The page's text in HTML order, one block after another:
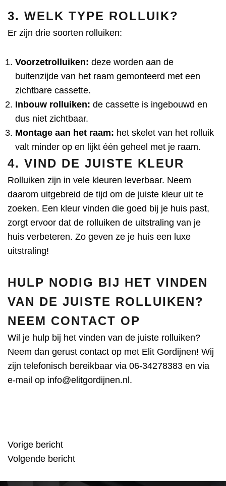
3. WELK TYPE ROLLUIK?
Er zijn drie soorten rolluiken:
Voorzetrolluiken: deze worden aan de
buitenzijde van het raam gemonteerd met een
zichtbare cassette.
Inbouw rolluiken: de cassette is ingebouwd en
dus niet zichtbaar.
Montage aan het raam: het skelet van het rolluik
valt minder op en lijkt één geheel met je raam.
4. VIND DE JUISTE KLEUR
Rolluiken zijn in vele kleuren leverbaar. Neem
daarom uitgebreid de tijd om de juiste kleur uit te
zoeken. Een kleur vinden die goed bij je huis past,
zorgt ervoor dat de rolluiken de uitstraling van je
huis verbeteren. Zo geven ze je huis een luxe
uitstraling!
HULP NODIG BIJ HET VINDEN
VAN DE JUISTE ROLLUIKEN?
NEEM CONTACT OP
Wil je hulp bij het vinden van de juiste rolluiken?
Neem dan gerust contact op met Elit Gordijnen! Wij
zijn telefonisch bereikbaar via 06-34278383 en via
e-mail op info@elitgordijnen.nl .
BERICHT
NAVIGATIE
Vorige bericht
Volgende bericht